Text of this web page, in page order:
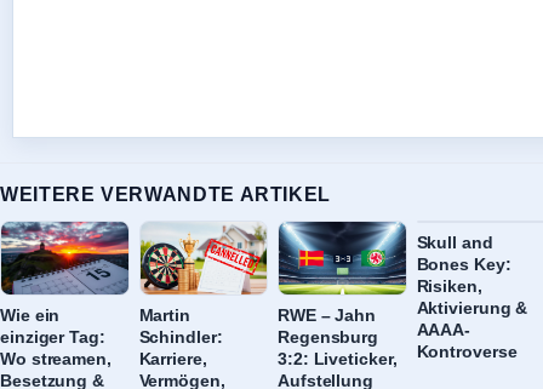
WEITERE VERWANDTE ARTIKEL
Wie ein
einziger Tag:
Wo streamen,
Besetzung &
Martin
Schindler:
Karriere,
Vermögen,
RWE – Jahn
Regensburg
3:2: Liveticker,
Aufstellung
Skull and
Bones Key:
Risiken,
Aktivierung &
AAAA-
Kontroverse